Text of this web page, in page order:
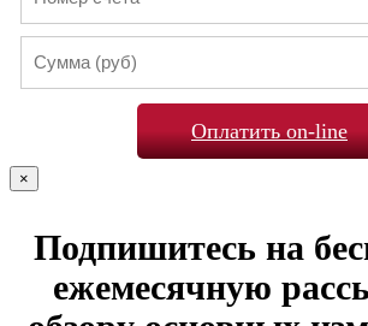
Оплатить on-line
×
Подпишитесь на
ежемесячную